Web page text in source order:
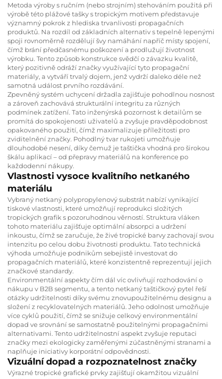
Metoda výroby s ručním (nebo strojním) stehováním použitá při
výrobě této plážové tašky s tropickým motivem představuje
významný pokrok z hlediska trvanlivosti propagačních
produktů. Na rozdíl od základních alternativ s tepelně lepenými
spoji rovnoměrně rozdělují švy namáhání napříč místy spojení,
čímž brání předčasnému poškození a prodlužují životnost
výrobku. Tento způsob konstrukce svědčí o závazku kvalitě,
který pozitivně odráží značky využívající tyto propagační
materiály, a vytváří trvalý dojem, jenž vydrží daleko déle než
samotná událost prvního rozdávání.
Zpevněný systém uchycení držadla zajišťuje pohodlnou nosnost
a zároveň zachovává strukturální integritu za různých
podmínek zatížení. Tato inženýrská pozornost k detailům se
promítá do spokojenosti uživatelů a zvyšuje pravděpodobnost
opakovaného použití, čímž maximalizuje příležitosti pro
zviditelnění značky. Pohodlný tvar rukojeti umožňuje
dlouhodobé nesení, díky čemuž je taštička vhodná pro širokou
škálu aplikací – od přepravy materiálů na konference po
každodenní nákupy.
Vlastnosti vysoce kvalitního netkaného
materiálu
Vybraný netkaný polypropylenový substrát nabízí vynikající
tiskové vlastnosti, které umožňují reprodukci složitých
tropických grafik s pozoruhodnou věrností. Struktura vláken
tohoto materiálu zajišťuje optimální absorpci a udržení
inkoustu, čímž se zaručuje, že živé tropické barvy zachovají svou
intenzitu po celou dobu životnosti produktu. Tato technická
výhoda umožňuje podnikům sebejistě investovat do
propagačních materiálů, které konzistentně reprezentují jejich
značkové standardy.
Environmentální aspekty čím dál víc ovlivňují rozhodování o
nákupu v B2B segmentu, a tento netkaný taštičkový pytel řeší
otázky udržitelnosti díky svému znovupoužitelnému designu a
složení z recyklovatelných materiálů. Jeho odolnost umožňuje
více cyklů použití, čímž se snižuje celkový environmentální
dopad ve srovnání se samostatně použitelnými propagačními
alternativami. Tento udržitelnostní aspekt zvyšuje reputaci
značky mezi ekologicky zaměřenými zúčastněnými stranami a
naplňuje iniciativy korporátní odpovědnosti.
Vizuální dopad a rozpoznatelnost značky
Výrazné tropické grafické prvky zajišťují okamžitou vizuální